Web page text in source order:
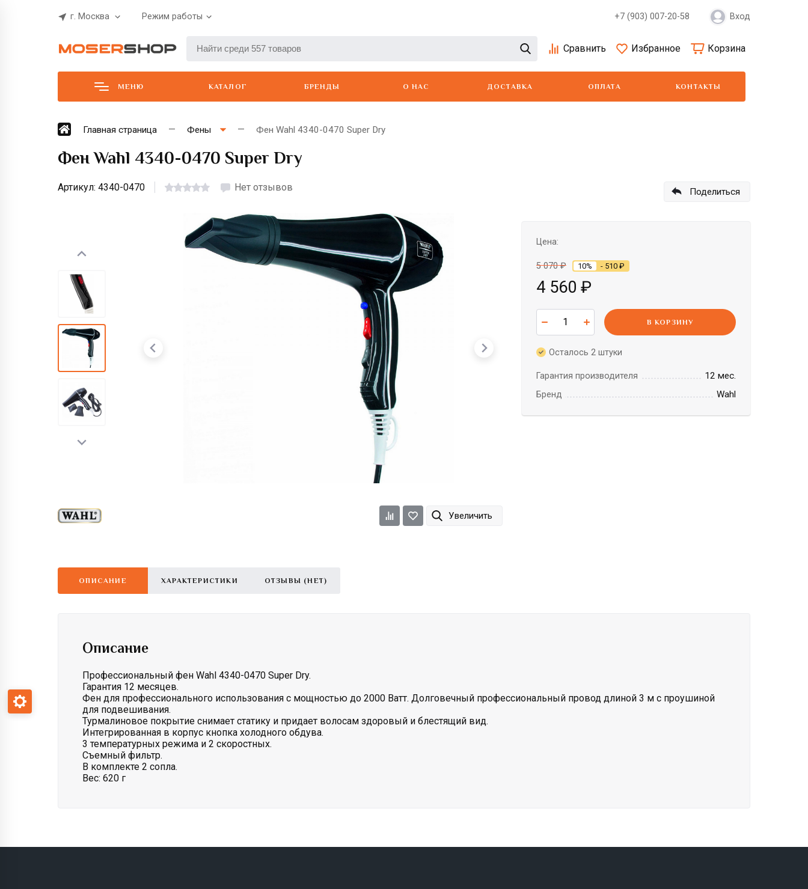
г. Москва Режим работы +7 (903) 007-20-58 Вход
Сравнить Избранное Корзина
МЕНЮ КАТАЛОГ БРЕНДЫ
Efalock
Show Tech
О НАС ДОСТАВКА ОПЛАТА КОНТАКТЫ
Главная страница Фены Фен Wahl 4340-0470 Super Dry
Фен Wahl 4340-0470 Super Dry
Артикул: 4340-0470 Нет отзывов
Увеличить
Поделиться
Цена:
5 070₽ 10% - 510 ₽
4 560 ₽
В КОРЗИНУ
Осталось 2 штуки
Гарантия производителя 12 мес.
Бренд Wahl
ОПИСАНИЕ ХАРАКТЕРИСТИКИ ОТЗЫВЫ (НЕТ)
Описание
Профессиональный фен Wahl 4340-0470 Super Dry.
Гарантия 12 месяцев.
Фен для профессионального использования с мощностью до 2000 Ватт. Долговечный профессиональный провод длиной 3 м с проушиной
для подвешивания.
Турмалиновое покрытие снимает статику и придает волосам здоровый и блестящий вид.
Интегрированная в корпус кнопка холодного обдува.
3 температурных режима и 2 скоростных.
Съемный фильтр.
В комплекте 2 сопла.
Вес: 620 г